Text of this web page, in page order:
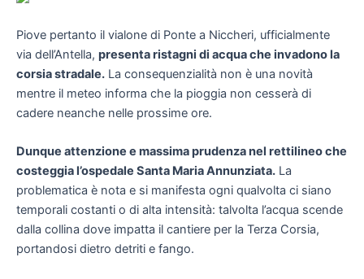
Piove pertanto il vialone di Ponte a Niccheri, ufficialmente
via dell’Antella, presenta ristagni di acqua che invadono la
corsia stradale. La consequenzialità non è una novità
mentre il meteo informa che la pioggia non cesserà di
cadere neanche nelle prossime ore.
Dunque attenzione e massima prudenza nel rettilineo che
costeggia l’ospedale Santa Maria Annunziata. La
problematica è nota e si manifesta ogni qualvolta ci siano
temporali costanti o di alta intensità: talvolta l’acqua scende
dalla collina dove impatta il cantiere per la Terza Corsia,
portandosi dietro detriti e fango.